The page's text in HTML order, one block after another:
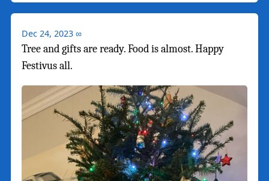
Dec 24, 2023 ∞
Tree and gifts are ready. Food is almost. Happy
Festivus all.